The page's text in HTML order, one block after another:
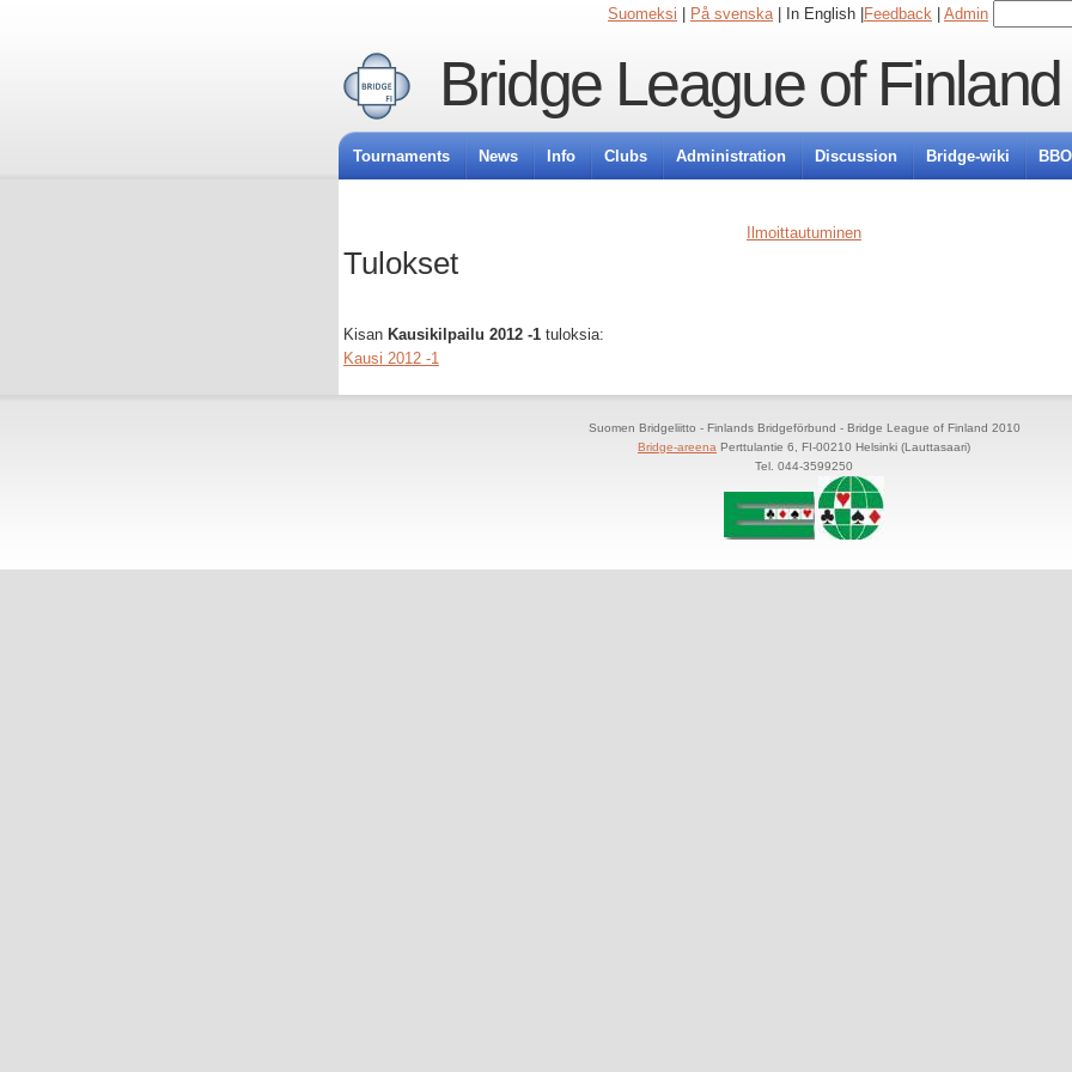
Suomeksi På svenska| In English | Feedback Admin
Bridge League of Finland
Tournaments News Info Clubs Administration Discussion Bridge-wiki
Ilmoittautuminen
Tulokset
Kisan Kausikilpailu 2012 -1 tuloksia:
Kausi 2012 -1
Suomen Bridgeliitto - Finlands Bridgeförbund - Bridge League of Finland 2010
Bridge-areena Perttulantie 6, FI-00210 Helsinki (Lauttasaari)
Tel. 044-3599250